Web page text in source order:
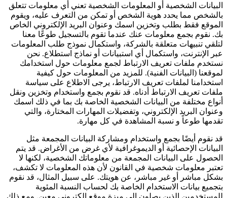
البيانات الشخصية أو المعلومات الشخصية تعني أي معلومات تتعلق
بالشخص مما يحدد هوية الشخص أو تمكن من التعرف عليه، ويقوم
الموقع فقط بطلب وتخزين اسمك وعنوان البريد الإلكتروني الخاص
بك. نقوم بجمع معلومات عنك عندما تقوم بالتسجيل طوعًا معنا
لتلقي تنبيهات متعلقة بالشركة، واستكمال نموذج طلب المعلومات
عبر الإنترنت، واستكمال أي استبيانات أو نماذج استطلاع. نحن
نستخدم ملفات تعريف الارتباط لجمع معلومات حول استخدامك
لموقعنا (البيانات الفنية). للمزيد من المعلومات حول كيفية
استخدامنا لملفات تعريف الارتباط، يرجى الاطلاع على سياسة
ملفات تعريف الارتباط أدناه. قد نقوم بجمع واستخدام وتخزين ونقل
أنواع مختلفة من البيانات الشخصية الخاصة بك بما في ذلك اسمك
وعنوان البريد الإلكتروني، وتفضيلات المهارات المختارة، والتي
تقدمها طوعاً و نسبة المشاهدة في كل مهارة.
قد نقوم أيضًا بجمع واستخدام ومشاركة البيانات المجمعة مثل
البيانات الإحصائية أو الديموغرافية لأي غرض من الأغراض. قد يتم
الحصول على البيانات المجمعة من معلوماتك الشخصية، لكنها لا
تعتبر معلومات شخصية في القانون لأن هذه المعلومات لا تكشف،
بشكل مباشر أو غير مباشر، عن هويتك. على سبيل المثال، قد نقوم
بتجميع بيانات الاستخدام الخاصة بك لحساب النسبة المئوية
للمستخدمين الذين يصلون إلى ميزة موقع إلكتروني معين. ومع ذلك